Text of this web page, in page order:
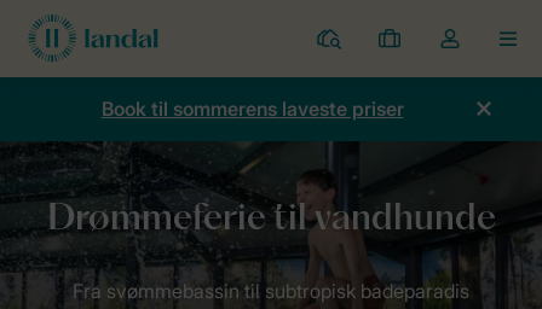
Parker
Mine
bookinger
Toggle
the
Book til sommerens laveste priser
Forside Inspiration Badeland